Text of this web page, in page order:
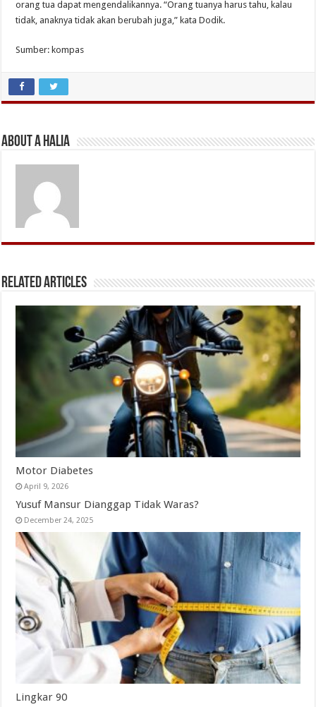
orang tua dapat mengendalikannya. “Orang tuanya harus tahu, kalau
tidak, anaknya tidak akan berubah juga,” kata Dodik.
Sumber: kompas
About A Halia
Related Articles
Motor Diabetes
April 9, 2026
Yusuf Mansur Dianggap Tidak Waras?
December 24, 2025
Lingkar 90